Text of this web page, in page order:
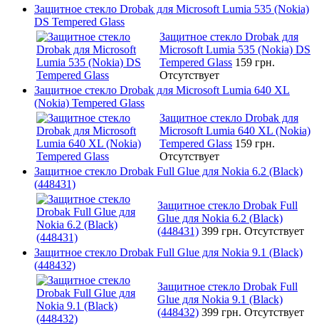
Защитное стекло Drobak для Microsoft Lumia 535 (Nokia)
DS Tempered Glass
Защитное стекло Drobak для
Microsoft Lumia 535 (Nokia) DS
Tempered Glass 159 грн.
Отсутствует
Защитное стекло Drobak для Microsoft Lumia 640 XL
(Nokia) Tempered Glass
Защитное стекло Drobak для
Microsoft Lumia 640 XL (Nokia)
Tempered Glass 159 грн.
Отсутствует
Защитное стекло Drobak Full Glue для Nokia 6.2 (Black)
(448431)
Защитное стекло Drobak Full
Glue для Nokia 6.2 (Black)
(448431) 399 грн. Отсутствует
Защитное стекло Drobak Full Glue для Nokia 9.1 (Black)
(448432)
Защитное стекло Drobak Full
Glue для Nokia 9.1 (Black)
(448432) 399 грн. Отсутствует